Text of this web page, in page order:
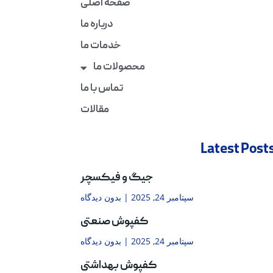
صفحه اصلی
درباره ما
خدمات ما
محصولات ما
تماس با ما
مقالات
Latest
جیگ و فیکسچر
سپتامبر 24, 2025 بدون دیدگاه
کفپوش صنعتی
سپتامبر 24, 2025 بدون دیدگاه
کفپوش بهداشتی